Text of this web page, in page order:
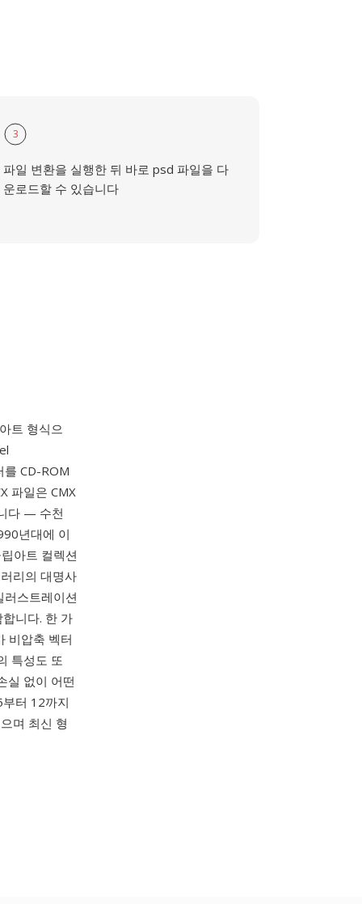
3
파일 변환을 실행한 뒤 바로 psd 파일을 다
운로드할 수 있습니다
트 형식으
CD-ROM
파일은 CMX
다 — 수천
년대에 이
아트 컬렉션
리의 대명사
러스트레이션
니다. 한 가
비압축 벡터
특성도 또
실 없이 어떤
터 12까지
며 최신 형